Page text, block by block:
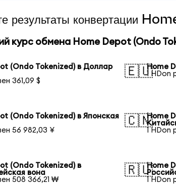
результаты конвертации
курс обмена Home Depot (Ondo
(Ondo Tokenized) в Доллар
361,09 $
🇪🇺Home
1 HDon
(Ondo Tokenized) в Японская
56 982,03 ¥
🇨🇳Home
1 HDon
(Ondo Tokenized) в
вона
508 366,21 ₩
🇷🇺Home
1 HDon